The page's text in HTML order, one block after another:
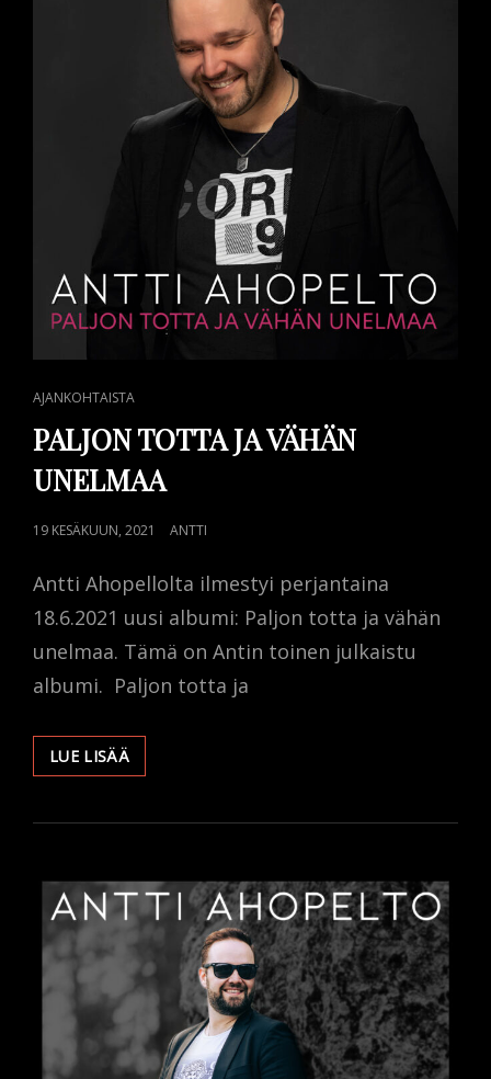
CAT
LINKS
AJANKOHTAISTA
PALJON TOTTA JA VÄHÄN
UNELMAA
POSTED
19 KESÄKUUN, 2021 ANTTI
Antti Ahopellolta ilmestyi perjantaina
18.6.2021 uusi albumi: Paljon totta ja vähän
unelmaa. Tämä on Antin toinen julkaistu
albumi. Paljon totta ja
LUE LISÄÄPALJON
TOTTA
VÄHÄN